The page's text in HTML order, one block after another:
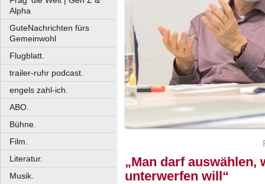
Alpha
GuteNachrichten fürs
Gemeinwohl
Flugblatt.
trailer-ruhr podcast.
engels zahl-ich.
ABO.
Bühne.
Film.
Literatur.
Musik.
„Man darf auswählen,
unterwerfen will“